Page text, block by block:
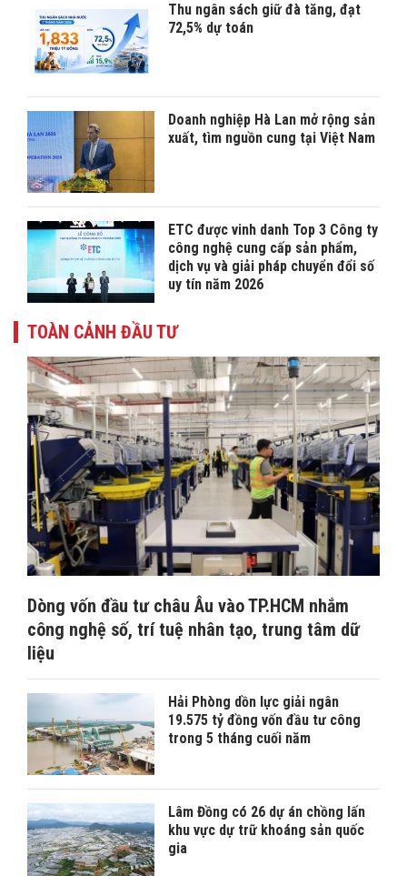
Thu ngân sách giữ đà tăng, đạt
72,5% dự toán
Doanh nghiệp Hà Lan mở rộng sản
xuất, tìm nguồn cung tại Việt Nam
ETC được vinh danh Top 3 Công ty
công nghệ cung cấp sản phẩm,
dịch vụ và giải pháp chuyển đổi số
uy tín năm 2026
TOÀN CẢNH ĐẦU TƯ
Dòng vốn đầu tư châu Âu vào TP.HCM nhắm
công nghệ số, trí tuệ nhân tạo, trung tâm dữ
liệu
Hải Phòng dồn lực giải ngân
19.575 tỷ đồng vốn đầu tư công
trong 5 tháng cuối năm
Lâm Đồng có 26 dự án chồng lấn
khu vực dự trữ khoáng sản quốc
gia